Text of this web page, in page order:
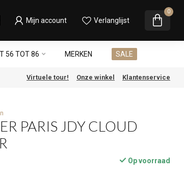
Mijn account Verlanglijst
0
56 TOT 86 MERKEN SALE
Virtuele tour! Onze winkel Klantenservice
PARIS JDY CLOUD
Op voorraad